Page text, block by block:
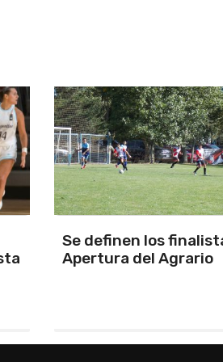
Aldrighetti voló en
quedó con la pole en el